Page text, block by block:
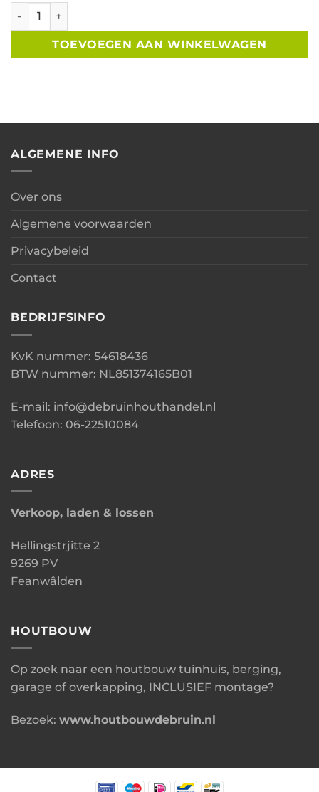
Grenen OS board geschaafd 18x67x4200mm aantal
TOEVOEGEN AAN WINKELWAGEN
ALGEMENE INFO
Over ons
Algemene voorwaarden
Privacybeleid
Contact
BEDRIJFSINFO
KvK nummer: 54618436
BTW nummer: NL851374165B01
E-mail: info@debruinhouthandel.nl
Telefoon: 06-22510084
ADRES
Verkoop, laden & lossen
Hellingstrjitte 2
9269 PV
Feanwâlden
HOUTBOUW
Op zoek naar een houtbouw tuinhuis, berging,
garage of overkapping, INCLUSIEF montage?
Bezoek: www.houtbouwdebruin.nl